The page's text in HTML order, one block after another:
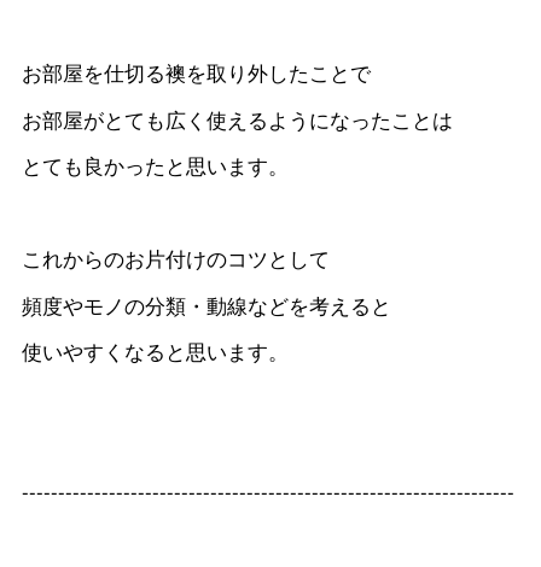
お部屋を仕切る襖を取り外したことで
お部屋がとても広く使えるようになったことは
とても良かったと思います。
これからのお片付けのコツとして
頻度やモノの分類・動線などを考えると
使いやすくなると思います。
--------------------------------------------------------------------